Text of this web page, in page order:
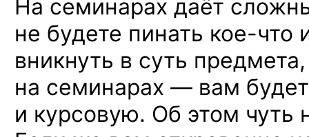
На семинарах даёт
не будете пинать кое-что
вникнуть в суть
на семинарах — вам
и курсовую. Об этом чуть